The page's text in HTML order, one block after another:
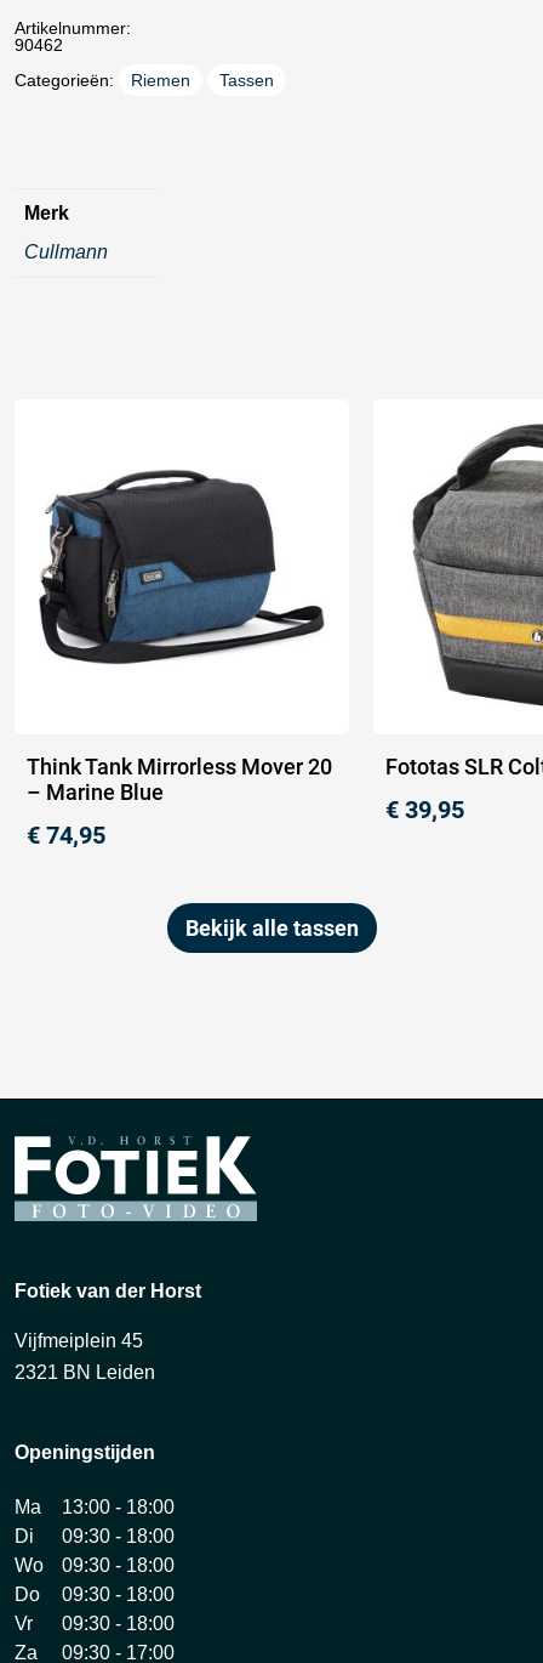
Artikelnummer:
90462
Categorieën:
Riemen Tassen
Merk
Cullmann
Think Tank Mirrorless Mover 20
– Marine Blue
€ 74,95
Fototas SLR
€ 39,95
Bekijk alle tassen
Fotiek van der Horst
Vijfmeiplein 45
2321 BN Leiden
Openingstijden
Ma
13:00 - 18:00
Di
09:30 - 18:00
Wo
09:30 - 18:00
Do
09:30 - 18:00
Vr
09:30 - 18:00
Za
09:30 - 17:00